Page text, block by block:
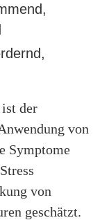
der
von
Symptome
von
geschätzt.